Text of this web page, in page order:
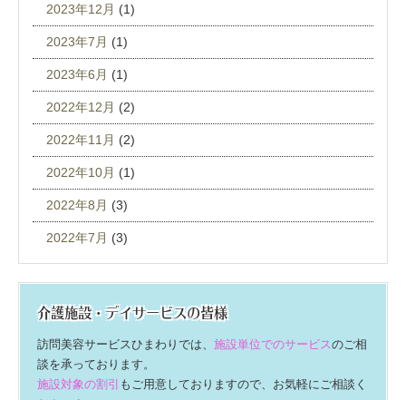
2023年12月 (1)
2023年7月 (1)
2023年6月 (1)
2022年12月 (2)
2022年11月 (2)
2022年10月 (1)
2022年8月 (3)
2022年7月 (3)
介護施設・デイサービスの皆様
訪問美容サービスひまわりでは、 施設単位でのサービスのご相
談を承っております。
施設対象の割引 もご用意しておりますので、お気軽にご相談く